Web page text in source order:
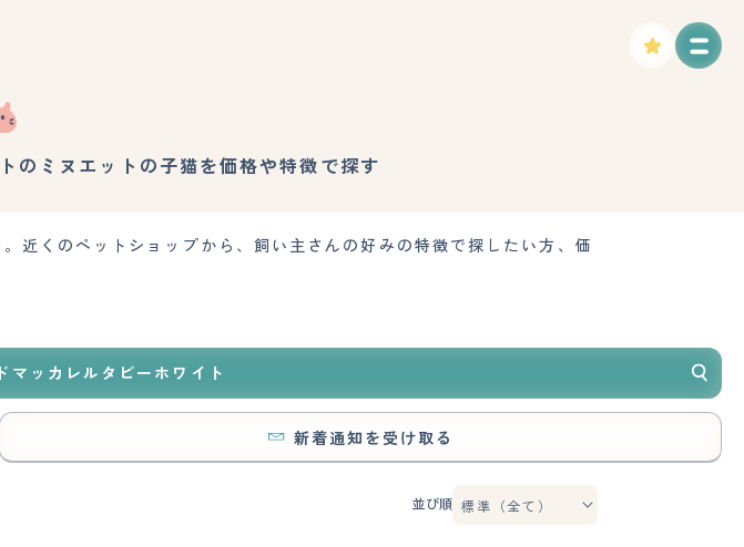
のミヌエットの子猫を価格や特徴で探す
近くのペットショップから、飼い主さんの好みの特徴で探したい方、価
マッカレルタビーホワイト
新着通知を受け取る
並び順